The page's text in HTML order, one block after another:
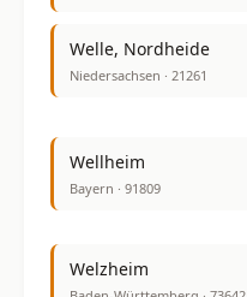
Welle, Nordheide
Niedersachsen · 21261
Wellheim
Bayern · 91809
Welzheim